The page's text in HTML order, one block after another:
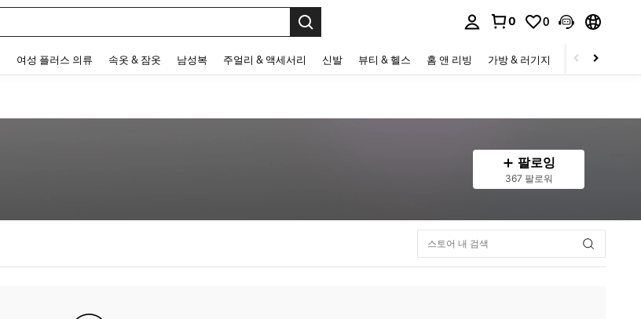
0 0
여성 플러스 의류 속옷 & 잠옷 남성복 주얼리 & 액세서리 신발 뷰티 & 헬스 홈 앤 리빙 가방 & 러기지 스포츠 & 아웃
팔로잉
367 팔로워